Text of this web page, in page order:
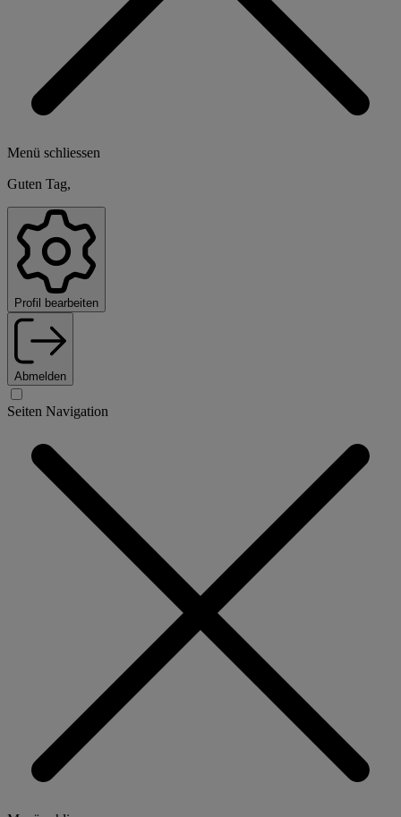
Menü schliessen
Guten Tag,
Profil bearbeiten
Abmelden
Seiten Navigation